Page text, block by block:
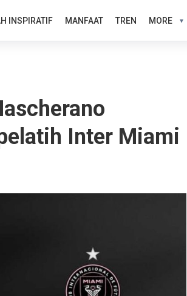
INSPIRATIF MANFAAT TREN MORE
Inter Miami